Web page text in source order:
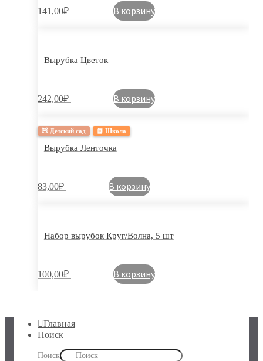
141,00₽ В корзину
Вырубка Цветок
242,00₽ В корзину
🧸 Детский сад 📗 Школа
Вырубка Ленточка
83,00₽ В корзину
Набор вырубок Круг/Волна, 5 шт
100,00₽ В корзину
Главная
Поиск
Поиск